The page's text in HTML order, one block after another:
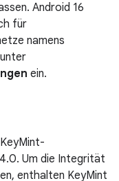
Android 16
für
namens
unter
ein.
Um die Integrität
enthalten KeyMint